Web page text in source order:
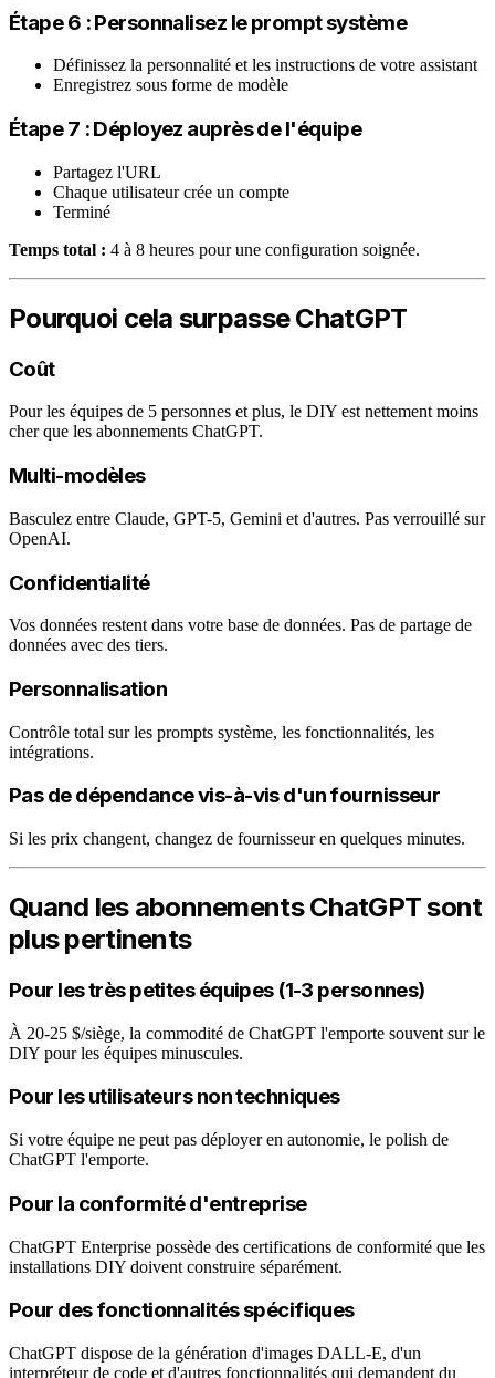
Étape 6 : Personnalisez le prompt système
Définissez la personnalité et les instructions de votre assistant
Enregistrez sous forme de modèle
Étape 7 : Déployez auprès de l'équipe
Partagez l'URL
Chaque utilisateur crée un compte
Terminé
Temps total : 4 à 8 heures pour une configuration soignée.
Pourquoi cela surpasse ChatGPT
Coût
Pour les équipes de 5 personnes et plus, le DIY est nettement moins
cher que les abonnements ChatGPT.
Multi-modèles
Basculez entre Claude, GPT-5, Gemini et d'autres. Pas verrouillé sur
OpenAI.
Confidentialité
Vos données restent dans votre base de données. Pas de partage de
données avec des tiers.
Personnalisation
Contrôle total sur les prompts système, les fonctionnalités, les
intégrations.
Pas de dépendance vis-à-vis d'un fournisseur
Si les prix changent, changez de fournisseur en quelques minutes.
Quand les abonnements ChatGPT sont
plus pertinents
Pour les très petites équipes (1-3 personnes)
À 20-25 $/siège, la commodité de ChatGPT l'emporte souvent sur le
DIY pour les équipes minuscules.
Pour les utilisateurs non techniques
Si votre équipe ne peut pas déployer en autonomie, le polish de
ChatGPT l'emporte.
Pour la conformité d'entreprise
ChatGPT Enterprise possède des certifications de conformité que les
installations DIY doivent construire séparément.
Pour des fonctionnalités spécifiques
ChatGPT dispose de la génération d'images DALL-E, d'un
interpréteur de code et d'autres fonctionnalités qui demandent du